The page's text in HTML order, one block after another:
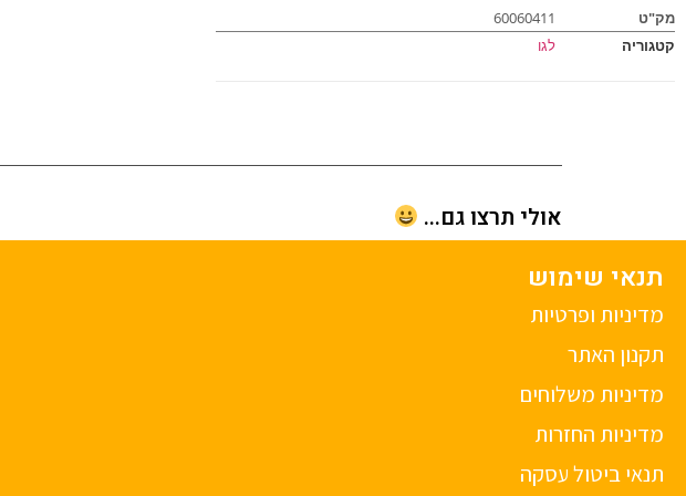
מק"ט
60060411
קטגוריה
לגו
אולי תרצו גם...
תנאי שימוש
מדיניות ופרטיות
תקנון האתר
מדיניות משלוחים
מדיניות החזרות
תנאי ביטול עסקה